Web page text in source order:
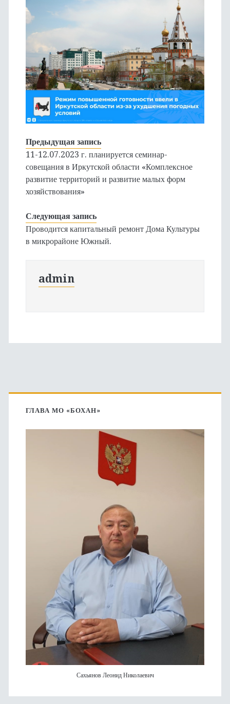
Предыдущая запись
11-12.07.2023 г. планируется семинар-
совещания в Иркутской области «Комплексное
развитие территорий и развитие малых форм
хозяйствования»
Следующая запись
Проводится капитальный ремонт Дома Культуры
в микрорайоне Южный.
admin
Основная
боковая
ГЛАВА МО «БОХАН»
Сахьянов Леонид Николаевич